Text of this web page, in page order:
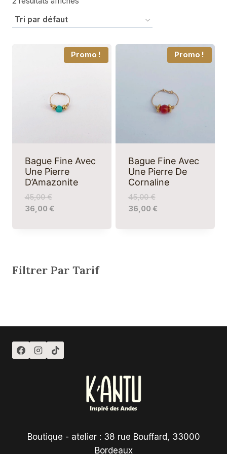
Promo !
Bague Fine Avec
Une Pierre
D’Amazonite
45,00€
36,00 €
Promo !
Bague Fine Avec
Une Pierre De
Cornaline
45,00€
36,00 €
Filtrer Par Tarif
Boutique - atelier : 38 rue Bouffard, 33000
Bordeaux